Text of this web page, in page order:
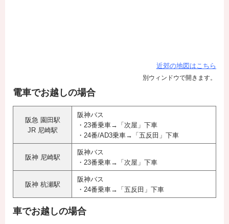
近郊の地図はこちら
別ウィンドウで開きます。
電車でお越しの場合
阪急 園田駅
JR 尼崎駅
阪神バス
・23番乗車→「次屋」下車
・24番/AD3乗車→「五反田」下車
阪神 尼崎駅
阪神バス
・23番乗車→「次屋」下車
阪神 杭瀬駅
阪神バス
・24番乗車→「五反田」下車
車でお越しの場合